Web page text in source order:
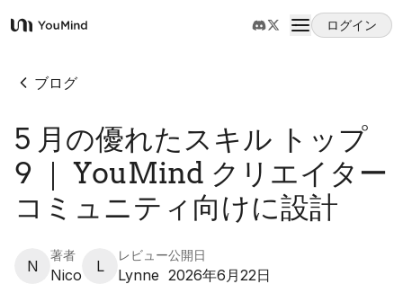
YouMind
ログイン
概要
ユースケース
スキル
プロンプト
ブログ
5 月の優れたスキル トップ
9 ｜ YouMind クリエイター
コミュニティ向けに設計
N
著者
Nico L
レビュー
Lynne
公開日
2026年6月22日